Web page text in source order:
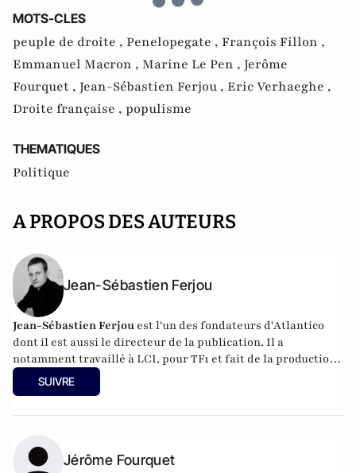
MOTS-CLES
peuple de droite , Penelopegate , François Fillon ,
Emmanuel Macron , Marine Le Pen , Jerôme
Fourquet , Jean-Sébastien Ferjou , Eric Verhaeghe ,
Droite française , populisme
THEMATIQUES
Politique
A PROPOS DES AUTEURS
Jean-Sébastien Ferjou
Jean-Sébastien Ferjou est l'un des fondateurs d'Atlantico
dont il est aussi le directeur de la publication. Il a
notamment travaillé à LCI, pour TF1 et fait de la production
télévisuelle.
SUIVRE
Jérôme Fourquet